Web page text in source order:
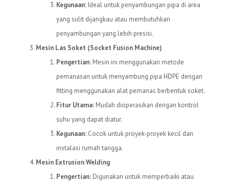
Kegunaan: Ideal untuk penyambungan pipa di area
yang sulit dijangkau atau membutuhkan
penyambungan yang lebih presisi.
Mesin Las Soket (Socket Fusion Machine)
Pengertian: Mesin ini menggunakan metode
pemanasan untuk menyambung pipa HDPE dengan
fitting menggunakan alat pemanas berbentuk soket.
Fitur Utama: Mudah dioperasikan dengan kontrol
suhu yang dapat diatur.
Kegunaan: Cocok untuk proyek-proyek kecil dan
instalasi rumah tangga.
Mesin Extrusion Welding
Pengertian: Digunakan untuk memperbaiki atau